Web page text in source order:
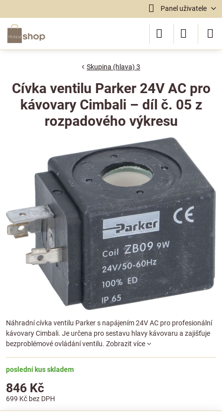
Panel uživatele
Skupina (hlava) 3
Cívka ventilu Parker 24V AC pro
kávovary Cimbali – díl č. 05 z
rozpadového výkresu
Náhradní cívka ventilu Parker s napájením 24V AC pro profesionální
kávovary Cimbali. Je určena pro sestavu hlavy kávovaru a zajišťuje
bezproblémové ovládání ventilu. Zobrazit více
poslední kus skladem
846 Kč
699 Kč bez DPH